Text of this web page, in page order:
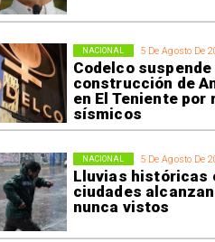
5 De Agosto De
Codelco suspende
construcción de
en El Teniente por
sísmicos
NACIONAL
5 De Agosto De
Lluvias históricas
ciudades
nunca vistos
NACIONAL